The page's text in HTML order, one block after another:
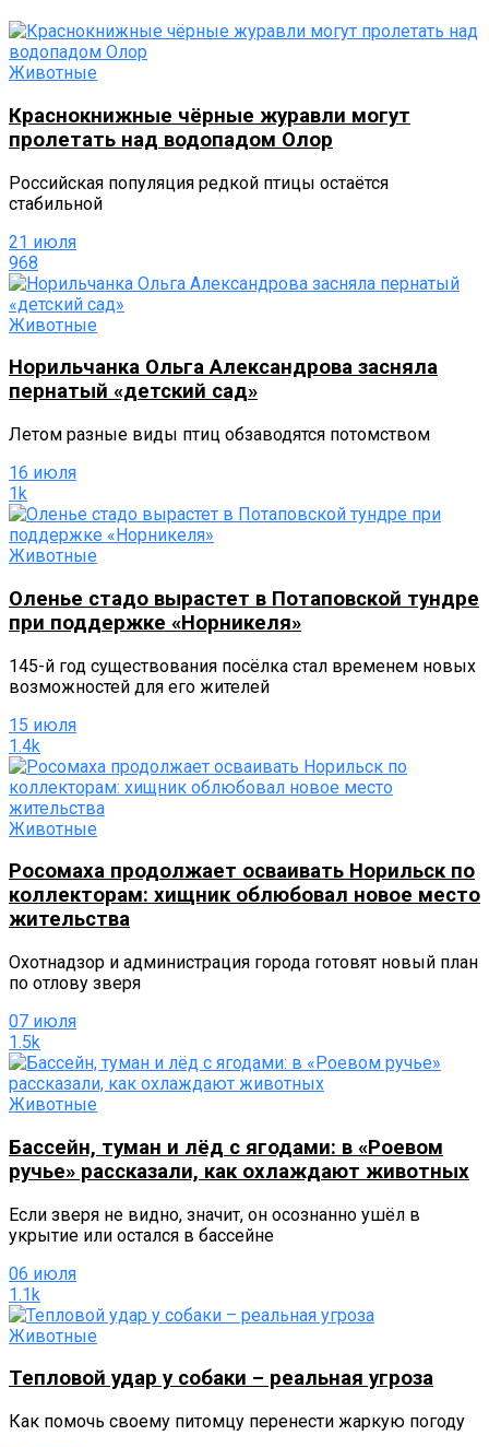
Животные
Краснокнижные чёрные журавли могут
пролетать над водопадом Олор
Российская популяция редкой птицы остаётся
стабильной
21 июля
968
Животные
Норильчанка Ольга Александрова засняла
пернатый «детский сад»
Летом разные виды птиц обзаводятся потомством
16 июля
1k
Животные
Оленье стадо вырастет в Потаповской тундре
при поддержке «Норникеля»
145-й год существования посёлка стал временем новых
возможностей для его жителей
15 июля
1.4k
Животные
Росомаха продолжает осваивать Норильск по
коллекторам: хищник облюбовал новое место
жительства
Охотнадзор и администрация города готовят новый план
по отлову зверя
07 июля
1.5k
Животные
Бассейн, туман и лёд с ягодами: в «Роевом
ручье» рассказали, как охлаждают животных
Если зверя не видно, значит, он осознанно ушёл в
укрытие или остался в бассейне
06 июля
1.1k
Животные
Тепловой удар у собаки – реальная угроза
Как помочь своему питомцу перенести жаркую погоду